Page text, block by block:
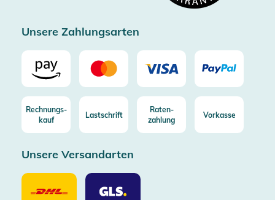
Unsere Zahlungsarten
Rechnungs-
kauf
Lastschrift
Raten-
zahlung
Vorkasse
Unsere Versandarten
Unsere
Versandarten
Unsere
Versandarten